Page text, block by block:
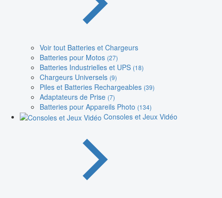
Voir tout Batteries et Chargeurs
Batteries pour Motos (27)
Batteries Industrielles et UPS (18)
Chargeurs Universels (9)
Piles et Batteries Rechargeables (39)
Adaptateurs de Prise (7)
Batteries pour Appareils Photo (134)
Consoles et Jeux Vidéo